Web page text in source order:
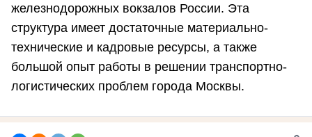
железнодорожных вокзалов России. Эта
структура имеет достаточные материально-
технические и кадровые ресурсы, а также
большой опыт работы в решении транспортно-
логистических проблем города Москвы.